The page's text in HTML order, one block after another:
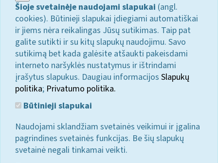
Šioje svetainėje naudojami slapukai (angl.
cookies). Būtinieji slapukai įdiegiami automatiškai
ir jiems nėra reikalingas Jūsų sutikimas. Taip pat
galite sutikti ir su kitų slapukų naudojimu. Savo
sutikimą bet kada galėsite atšaukti pakeisdami
interneto naršyklės nustatymus ir ištrindami
įrašytus slapukus. Daugiau informacijos Slapukų
politika; Privatumo politika.
Būtinieji slapukai
Naudojami sklandžiam svetainės veikimui ir įgalina
pagrindines svetainės funkcijas. Be šių slapukų
svetainė negali tinkamai veikti.